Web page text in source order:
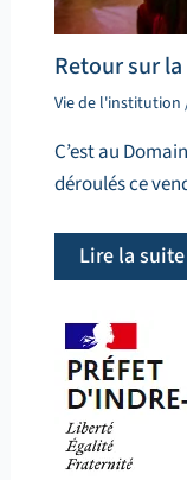
Retour sur
Vie de l'institution
C’est au
déroulés ce
Lire la suite